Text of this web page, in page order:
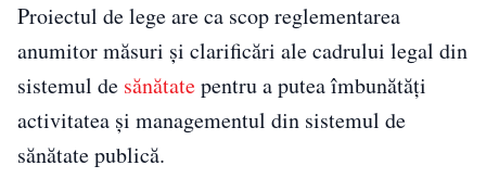
Proiectul de lege are ca scop reglementarea
anumitor măsuri și clarificări ale cadrului legal din
sistemul de sănătatepentru a putea îmbunătăți
activitatea și managementul din sistemul de
sănătate publică.